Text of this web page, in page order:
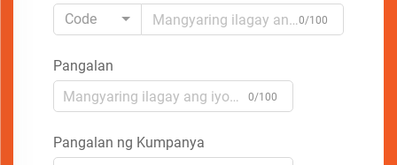
Code 0/100
Pangalan
0/100
Pangalan ng Kumpanya